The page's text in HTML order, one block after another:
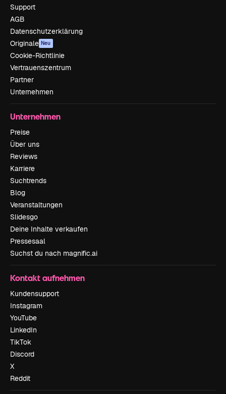
Support
AGB
Datenschutzerklärung
Originale Neu
Cookie-Richtlinie
Vertrauenszentrum
Partner
Unternehmen
Unternehmen
Preise
Über uns
Reviews
Karriere
Suchtrends
Blog
Veranstaltungen
Slidesgo
Deine Inhalte verkaufen
Pressesaal
Suchst du nach magnific.ai
Kontakt aufnehmen
Kundensupport
Instagram
YouTube
LinkedIn
TikTok
Discord
X
Reddit